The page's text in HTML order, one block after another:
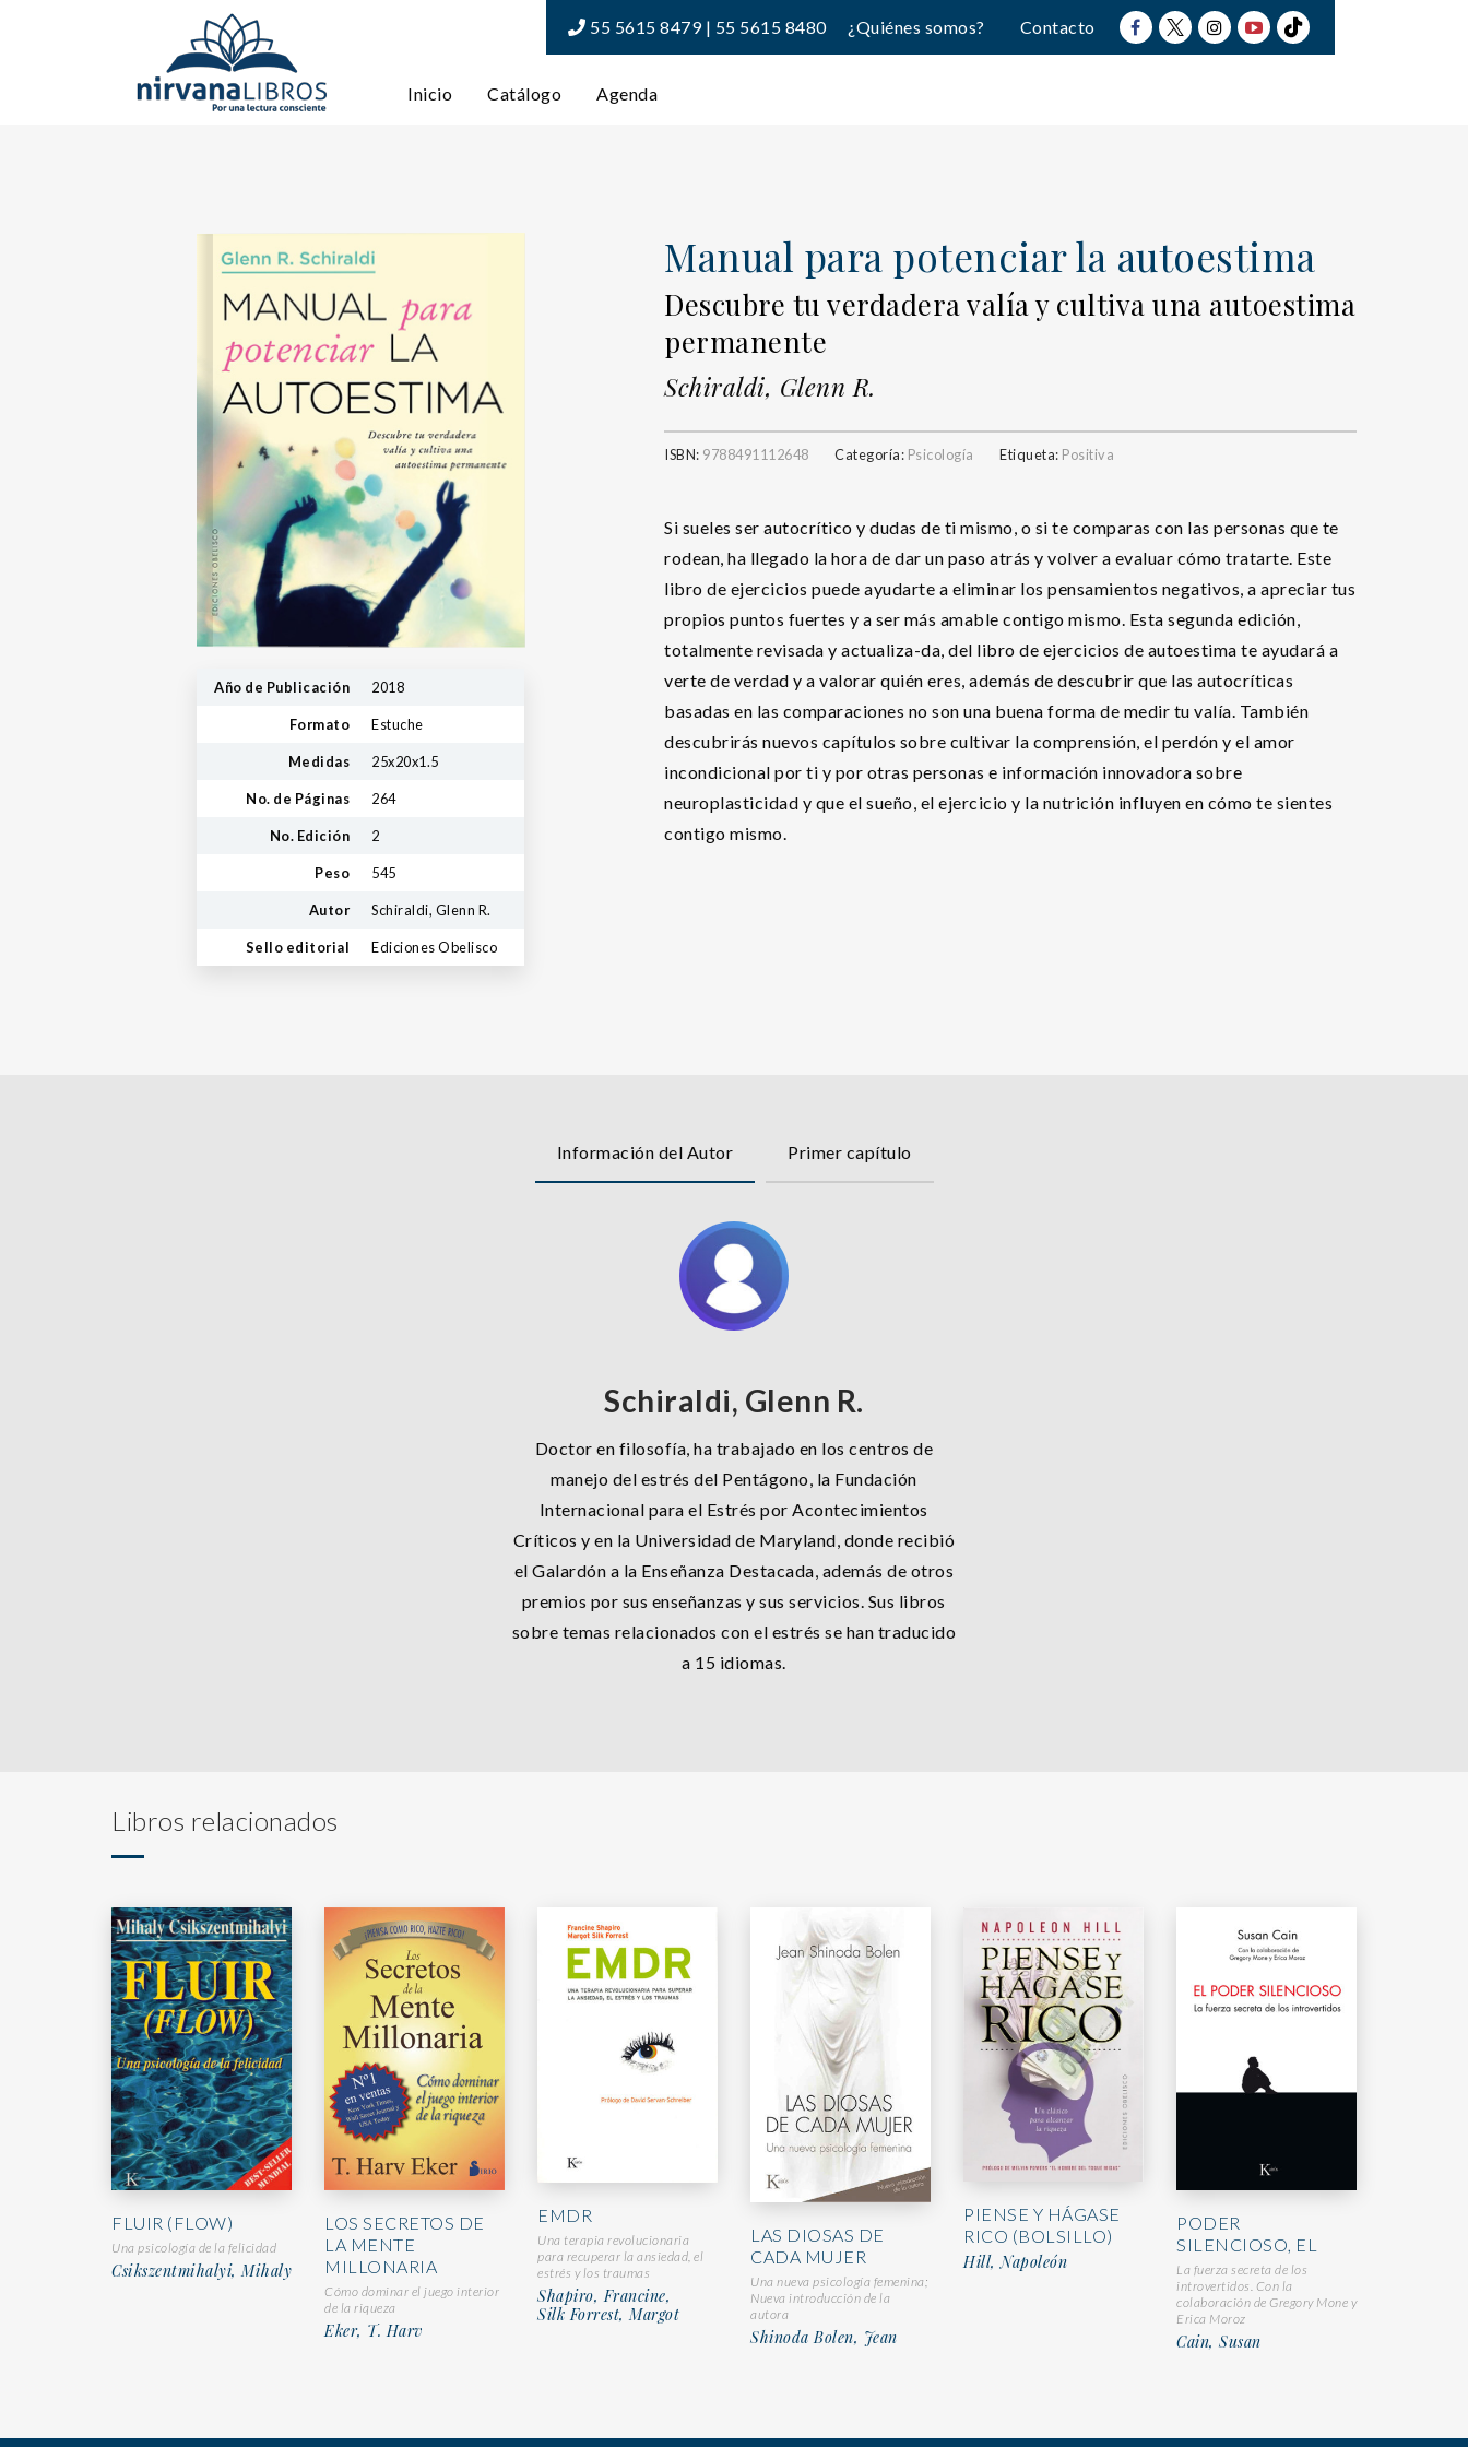
55 5615 8479 | 55 5615 8480 ¿Quiénes somos? Contacto
Inicio Catálogo Agenda
Año de Publicación 2018
Formato Estuche
Medidas 25x20x1.5
No. de Páginas 264
No. Edición 2
Peso 545
Autor Schiraldi, Glenn R.
Sello editorial Ediciones Obelisco
Manual para potenciar la autoestima
Descubre tu verdadera valía y cultiva una autoestima
permanente
Schiraldi, Glenn R.
ISBN: 9788491112648 Categoría: Psicología Etiqueta: Positiva
Si sueles ser autocrítico y dudas de ti mismo, o si te comparas con las personas que te
rodean, ha llegado la hora de dar un paso atrás y volver a evaluar cómo tratarte. Este
libro de ejercicios puede ayudarte a eliminar los pensamientos negativos, a apreciar tus
propios puntos fuertes y a ser más amable contigo mismo. Esta segunda edición,
totalmente revisada y actualiza-da, del libro de ejercicios de autoestima te ayudará a
verte de verdad y a valorar quién eres, además de descubrir que las autocríticas
basadas en las comparaciones no son una buena forma de medir tu valía. También
descubrirás nuevos capítulos sobre cultivar la comprensión, el perdón y el amor
incondicional por ti y por otras personas e información innovadora sobre
neuroplasticidad y que el sueño, el ejercicio y la nutrición influyen en cómo te sientes
contigo mismo.
Información del Autor Primer capítulo
Schiraldi, Glenn R.
Doctor en filosofía, ha trabajado en los centros de
manejo del estrés del Pentágono, la Fundación
Internacional para el Estrés por Acontecimientos
Críticos y en la Universidad de Maryland, donde recibió
el Galardón a la Enseñanza Destacada, además de otros
premios por sus enseñanzas y sus servicios. Sus libros
sobre temas relacionados con el estrés se han traducido
a 15 idiomas.
Libros relacionados
FLUIR (FLOW)
Una psicología de la felicidad
Csikszentmihalyi, Mihaly
LOS SECRETOS DE
LA MENTE
MILLONARIA
Cómo dominar el juego interior
de la riqueza
Eker, T. Harv
EMDR
Una terapia revolucionaria
para recuperar la ansiedad, el
estrés y los traumas
Shapiro, Francine,
Silk Forrest, Margot
LAS DIOSAS DE
CADA MUJER
Una nueva psicología femenina;
Nueva introducción de la
autora
Shinoda Bolen, Jean
PIENSE Y HÁGASE
RICO (BOLSILLO)
Hill, Napoleón
PODER
SILENCIOSO, EL
La fuerza secreta de los
introvertidos. Con la
colaboración de Gregory Mone y
Erica Moroz
Cain, Susan